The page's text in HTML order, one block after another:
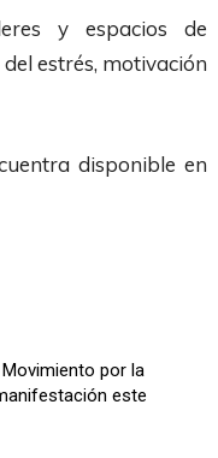
y espacios de
estrés, motivación
disponible en
Movimiento por la
este